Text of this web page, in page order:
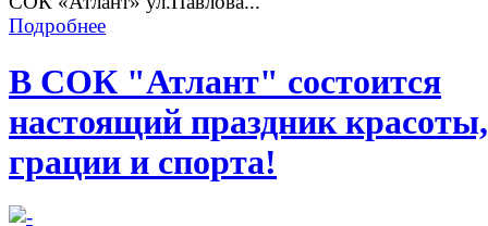
Подробнее
В СОК "Атлант" состоится
настоящий праздник красоты,
грации и спорта!